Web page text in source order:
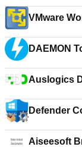
VMware
DAEMON
Auslogics
Defender
Aiseesoft